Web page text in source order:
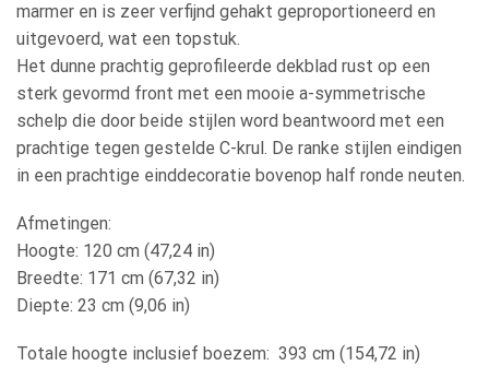
marmer en is zeer verfijnd gehakt geproportioneerd en
uitgevoerd, wat een topstuk.
Het dunne prachtig geprofileerde dekblad rust op een
sterk gevormd front met een mooie a-symmetrische
schelp die door beide stijlen word beantwoord met een
prachtige tegen gestelde C-krul. De ranke stijlen eindigen
in een prachtige einddecoratie bovenop half ronde neuten.
Afmetingen:
Hoogte: 120 cm (47,24 in)
Breedte: 171 cm (67,32 in)
Diepte: 23 cm (9,06 in)
Totale hoogte inclusief boezem: 393 cm (154,72 in)